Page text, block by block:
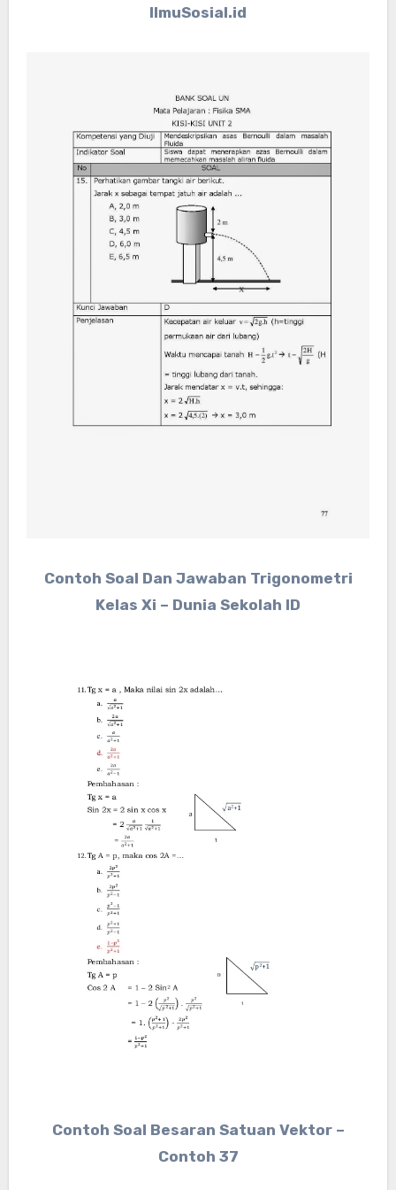
IlmuSosial.id
Contoh Soal Dan Jawaban Trigonometri
Kelas Xi – Dunia Sekolah ID
Contoh Soal Besaran Satuan Vektor –
Contoh 37